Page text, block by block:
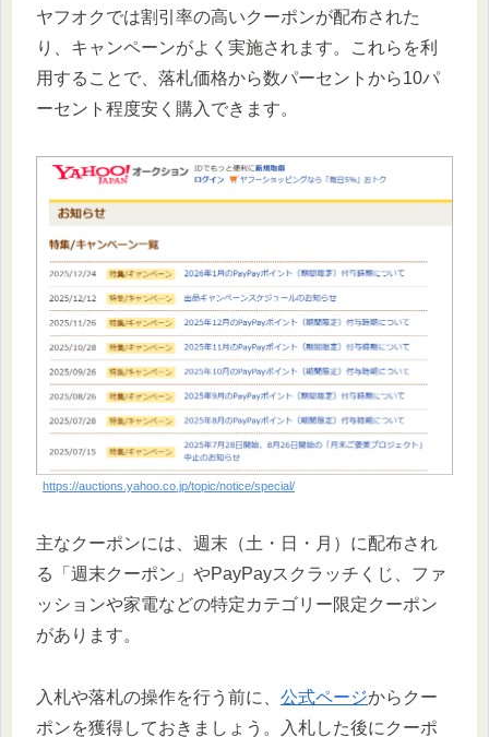
ヤフオクでは割引率の高いクーポンが配布された
り、キャンペーンがよく実施されます。これらを利
用することで、落札価格から数パーセントから10パ
ーセント程度安く購入できます。
https://auctions.yahoo.co.jp/topic/notice/special/
主なクーポンには、週末（土・日・月）に配布され
る「週末クーポン」やPayPayスクラッチくじ、ファ
ッションや家電などの特定カテゴリー限定クーポン
があります。
入札や落札の操作を行う前に、 公式ページからクー
ポンを獲得しておきましょう。入札した後にクーポ